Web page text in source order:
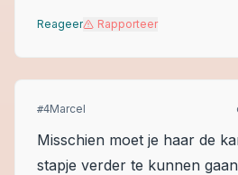
Reageer Rapporteer
#4Marcel
Misschien moet je haar de
stapje verder te kunnen